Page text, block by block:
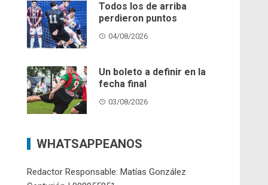
Todos los de arriba
perdieron puntos
04/08/2026
Un boleto a definir en la
fecha final
03/08/2026
WHATSAPPEANOS
Redactor Responsable: Matías González